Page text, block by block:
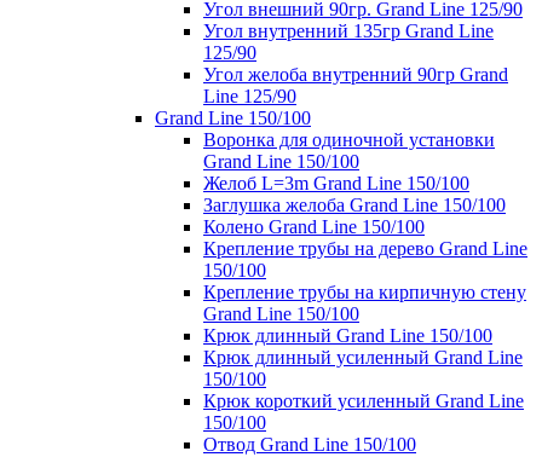
Угол внешний 90гр. Grand Line 125/90
Угол внутренний 135гр Grand Line
125/90
Угол желоба внутренний 90гр Grand
Line 125/90
Grand Line 150/100
Воронка для одиночной установки
Grand Line 150/100
Желоб L=3m Grand Line 150/100
Заглушка желоба Grand Line 150/100
Колено Grand Line 150/100
Крепление трубы на дерево Grand Line
150/100
Крепление трубы на кирпичную стену
Grand Line 150/100
Крюк длинный Grand Line 150/100
Крюк длинный усиленный Grand Line
150/100
Крюк короткий усиленный Grand Line
150/100
Отвод Grand Line 150/100